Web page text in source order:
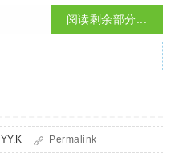
阅读剩余部分...
YY.K Permalink